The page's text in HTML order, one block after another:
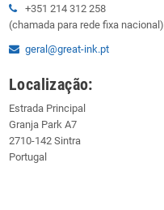
+351 214 312 258
(chamada para rede fixa nacional)
geral@great-ink.pt
Localização:
Estrada Principal
Granja Park A7
2710-142 Sintra
Portugal